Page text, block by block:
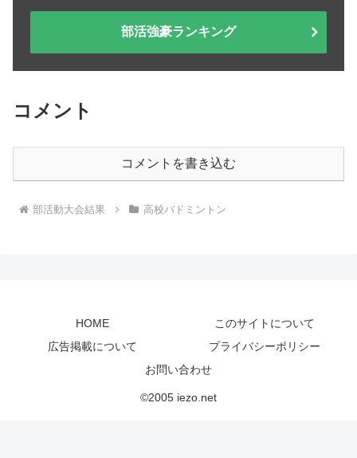
部活強豪ランキング
コメント
コメントを書き込む
部活動大会結果 高校バドミントン
HOME
このサイトについて
広告掲載について
プライバシーポリシー
お問い合わせ
©2005 iezo.net